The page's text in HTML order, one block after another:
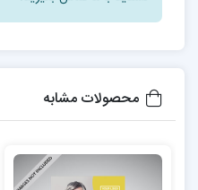
محصولات مشابه